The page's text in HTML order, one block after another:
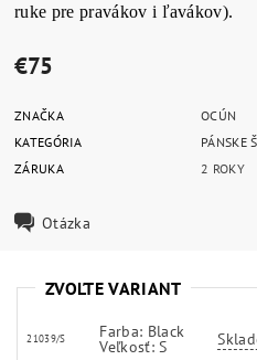
ruke pre pravákov i ľavákov).
€75
ZNAČKA
OCÚN
KATEGÓRIA
PÁNSKE
ZÁRUKA
2 ROKY
Otázka
ZVOĽTE VARIANT
21039/S Farba: Black
Veľkosť: S